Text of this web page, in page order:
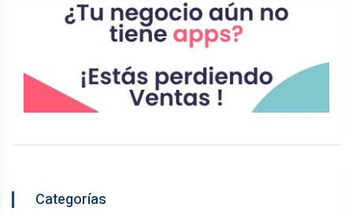
Categorías